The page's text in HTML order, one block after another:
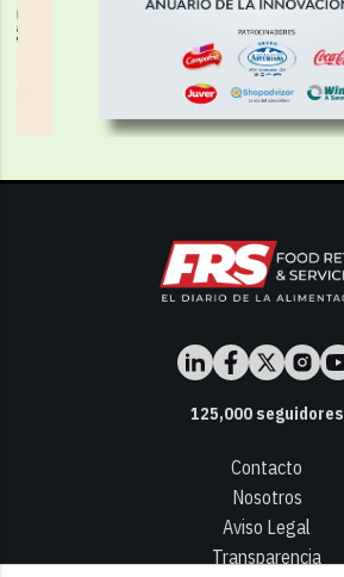
125,000seguidores
Contacto
Nosotros
Aviso Legal
Transparencia